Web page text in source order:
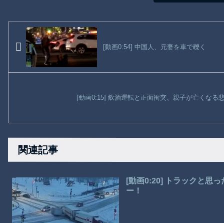
[動画0:54] 中国人、元妻を車で轢く
[動画0:15] 飲酒運転と正面衝突、親子が亡くなる
関連記事
[動画0:20] トラックと思
ー！